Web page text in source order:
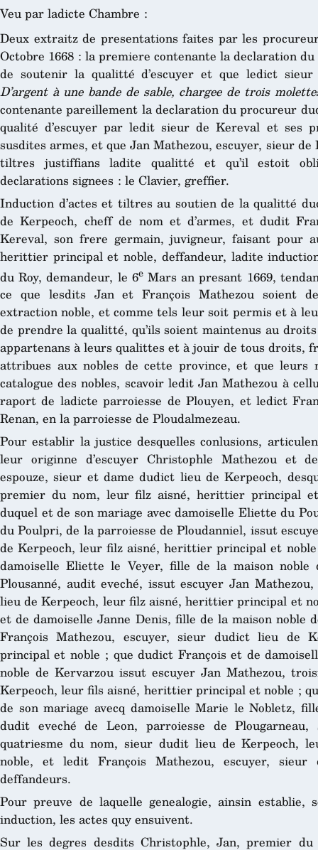
Veu par ladicte Chambre :
Deux extraitz de presentations faites par les
Octobre 1668 : la premiere contenante la declaration
de soutenir la qualitté d’escuyer et que ledict
D’argent à une bande de sable, chargee de trois
contenante pareillement la declaration du procureur
qualité d’escuyer par ledit sieur de Kereval et ses
susdites armes, et que Jan Mathezou, escuyer, sieur
tiltres justiffians ladite qualitté et qu’il estoit
declarations signees : le Clavier, greffier.
Induction d’actes et tiltres au soutien de la qualitté
de Kerpeoch, cheff de nom et d’armes, et dudit
Kereval, son frere germain, juvigneur, faisant pour
herittier principal et noble, deffandeur, ladite
du Roy, demandeur, le 6eMars an presant 1669,
ce que lesdits Jan et François Mathezou soient
extraction noble, et comme tels leur soit permis et à
de prendre la qualitté, qu’ils soient maintenus au
appartenans à leurs qualittes et à jouir de tous droits,
attribues aux nobles de cette province, et que leurs
catalogue des nobles, scavoir ledit Jan Mathezou à
raport de ladicte parroiesse de Plouyen, et ledict
Renan, en la parroiesse de Ploudalmezeau.
Pour establir la justice desquelles conlusions,
leur originne d’escuyer Christophle Mathezou et
espouze, sieur et dame dudict lieu de Kerpeoch,
premier du nom, leur filz aisné, herittier principal
duquel et de son mariage avec damoiselle Eliette du
du Poulpri, de la parroiesse de Ploudanniel, issut
de Kerpeoch, leur filz aisné, herittier principal et
damoiselle Eliette le Veyer, fille de la maison noble
Plousanné, audit eveché, issut escuyer Jan
lieu de Kerpeoch, leur filz aisné, herittier principal et
et de damoiselle Janne Denis, fille de la maison noble
François Mathezou, escuyer, sieur dudict lieu de
principal et noble ; que dudict François et de
noble de Kervarzou issut escuyer Jan Mathezou,
Kerpeoch, leur fils aisné, herittier principal et noble ;
de son mariage avecq damoiselle Marie le Nobletz,
dudit eveché de Leon, parroiesse de
quatriesme du nom, sieur dudit lieu de Kerpeoch,
noble, et ledit François Mathezou, escuyer,
deffandeurs.
Pour preuve de laquelle genealogie, ainsin
induction, les actes quy ensuivent.
Sur les degres desdits Christophle, Jan, premier